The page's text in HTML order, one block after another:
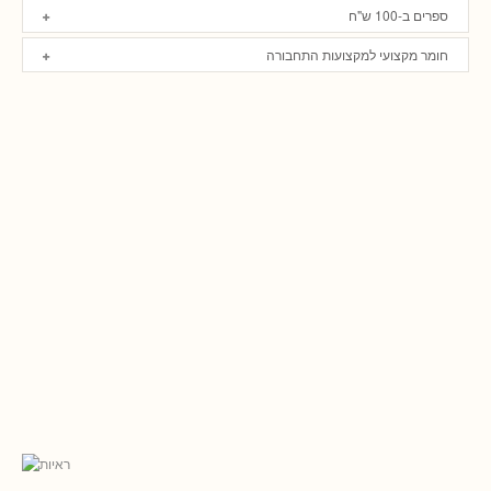
ספרים ב-100 ש"ח
חומר מקצועי למקצועות התחבורה